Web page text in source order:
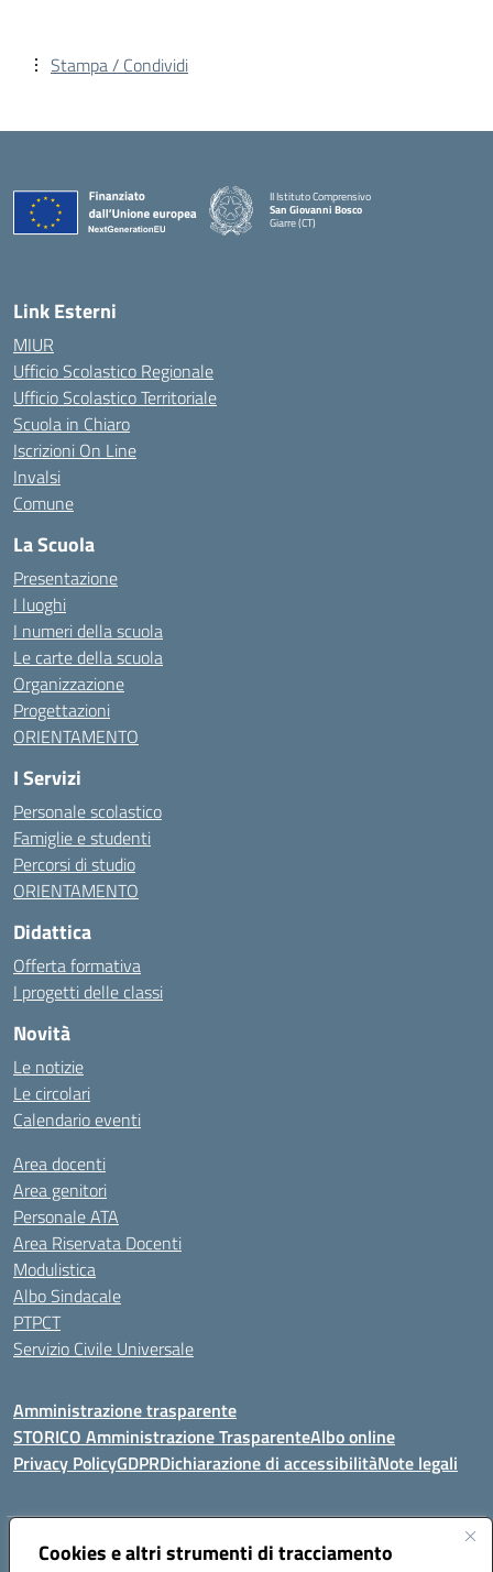
Cookies e altri strumenti di tracciamento
Stampa / Condividi
II Istituto Comprensivo
San Giovanni Bosco
Giarre (CT)
Link Esterni
MIUR
Ufficio Scolastico Regionale
Ufficio Scolastico Territoriale
Scuola in Chiaro
Iscrizioni On Line
Invalsi
Comune
La Scuola
Presentazione
I luoghi
I numeri della scuola
Le carte della scuola
Organizzazione
Progettazioni
ORIENTAMENTO
I Servizi
Personale scolastico
Famiglie e studenti
Percorsi di studio
ORIENTAMENTO
Didattica
Offerta formativa
I progetti delle classi
Novità
Le notizie
Le circolari
Calendario eventi
Area docenti
Area genitori
Personale ATA
Area Riservata Docenti
Modulistica
Albo Sindacale
PTPCT
Servizio Civile Universale
Amministrazione trasparente
STORICO Amministrazione TrasparenteAlbo online
Privacy PolicyGDPRDichiarazione di accessibilitàNote legali
Indirizzo:Piazza S. G. Bosco, 1 95014 Giarre (CT)